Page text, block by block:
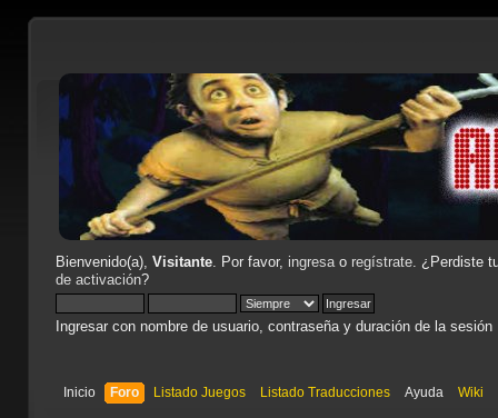
Bienvenido(a), Visitante. Por favor, ingresao regístrate. ¿Perdiste
de activación?
Ingresar con nombre de usuario, contraseña y duración de la sesión
Inicio Foro Listado Juegos Listado Traducciones Ayuda Wiki